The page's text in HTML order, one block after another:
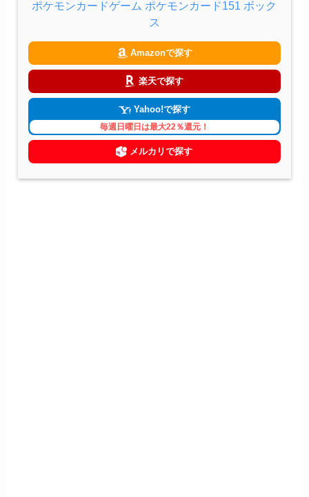
ポケモンカードゲーム ポケモンカード151 ボック
ス
Amazonで探す
楽天で探す
Yahoo!で探す
毎週日曜日は最大22％還元！
メルカリで探す